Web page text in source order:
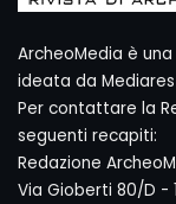
ArcheoMedia è
ideata da Mediares
Per contattare la
seguenti recapiti:
Redazione
Via Gioberti 80/D -